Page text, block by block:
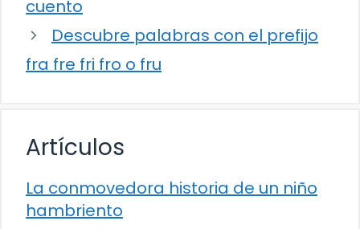
cuento
Descubre palabras con el prefijo
fra fre fri fro o fru
Artículos
La conmovedora historia de un niño
hambriento